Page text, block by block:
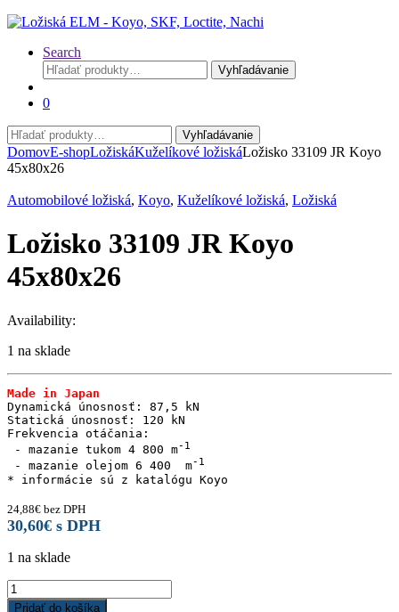
Search
Hľadať:
Vyhľadávanie
0
Hľadať:
Vyhľadávanie
DomovE-shopLožiskáKuželíkové ložiskáLožisko 33109 JR Koyo
45x80x26
Automobilové ložiská, Koyo, Kuželíkové ložiská, Ložiská
Ložisko 33109 JR Koyo
45x80x26
Availability:
1 na sklade
Made in Japan
Dynamická únosnosť: 87,5 kN
Statická únosnosť: 120 kN
Frekvencia otáčania:
- mazanie tukom 4 800 m
- mazanie olejom 6 400  m
24,88€ bez DPH
30,60€ s DPH
1 na sklade
Ložisko
33109
Pridať do košíka